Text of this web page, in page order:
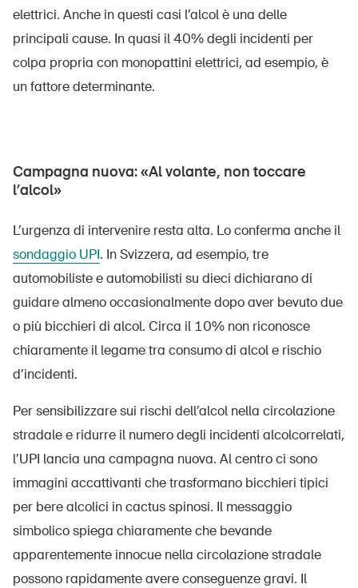
elettrici. Anche in questi casi l’alcol è una delle
principali cause. In quasi il 40% degli incidenti per
colpa propria con monopattini elettrici, ad esempio, è
un fattore determinante.
Campagna nuova: «Al volante, non toccare
l’alcol»
L’urgenza di intervenire resta alta. Lo conferma anche il
sondaggio UPI. In Svizzera, ad esempio, tre
automobiliste e automobilisti su dieci dichiarano di
guidare almeno occasionalmente dopo aver bevuto due
o più bicchieri di alcol. Circa il 10% non riconosce
chiaramente il legame tra consumo di alcol e rischio
d’incidenti.
Per sensibilizzare sui rischi dell’alcol nella circolazione
stradale e ridurre il numero degli incidenti alcolcorrelati,
l’UPI lancia una campagna nuova. Al centro ci sono
immagini accattivanti che trasformano bicchieri tipici
per bere alcolici in cactus spinosi. Il messaggio
simbolico spiega chiaramente che bevande
apparentemente innocue nella circolazione stradale
possono rapidamente avere conseguenze gravi. Il